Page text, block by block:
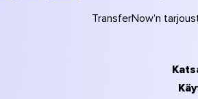
TransferNow’n